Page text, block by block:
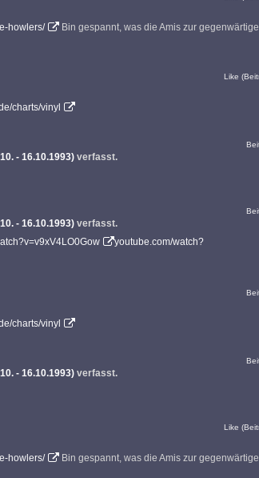
howlers/
Bin gespannt, was die Amis zur
Like
charts/vinyl
- 16.10.1993) verfasst.
- 16.10.1993) verfasst.
youtube.com/watch?
charts/vinyl
- 16.10.1993) verfasst.
Like
howlers/
Bin gespannt, was die Amis zur